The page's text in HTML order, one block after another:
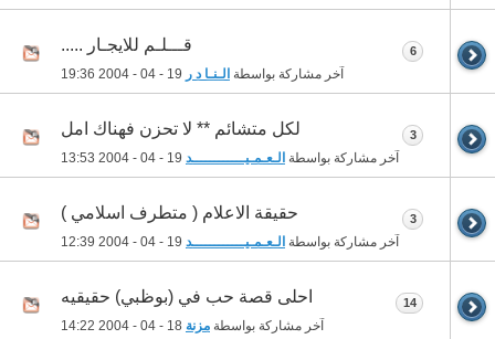
قـــلـم للايجـار .....
آخر مشاركة بواسطة الـنـا د ر 19:36
6
لكل متشائم ** لا تحزن فهناك امل
آخر مشاركة بواسطة الـعـمـيــــــــــــد 13:53
3
حقيقة الاعلام ( متطرف اسلامي )
آخر مشاركة بواسطة الـعـمـيــــــــــــد 12:39
3
احلى قصة حب في (بوظبي) حقيقيه
آخر مشاركة بواسطة مزنة 14:22
14